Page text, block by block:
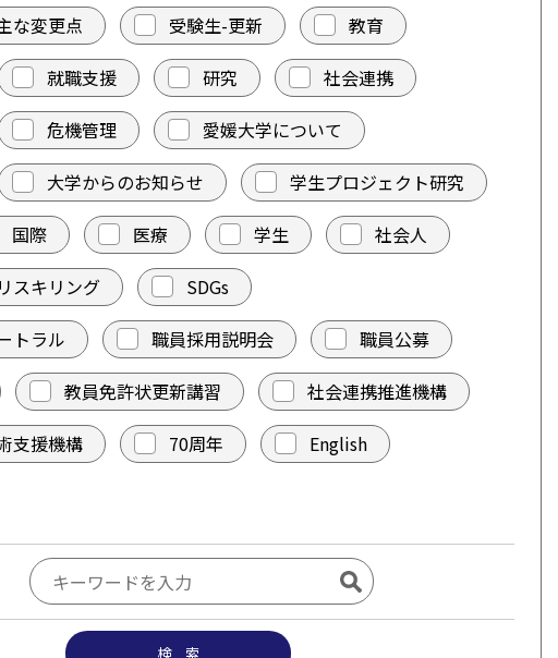
な変更点
受験生-更新
教育
就職支援 研究
社会連携
危機管理
愛媛大学について
大学からのお知らせ
学生プロジェクト研究
国際 医療 学生
社会人
スキリング
SDGs
トラル
職員採用説明会
職員公募
教員免許状更新講習
社会連携推進機構
支援機構
70周年
English
検 索